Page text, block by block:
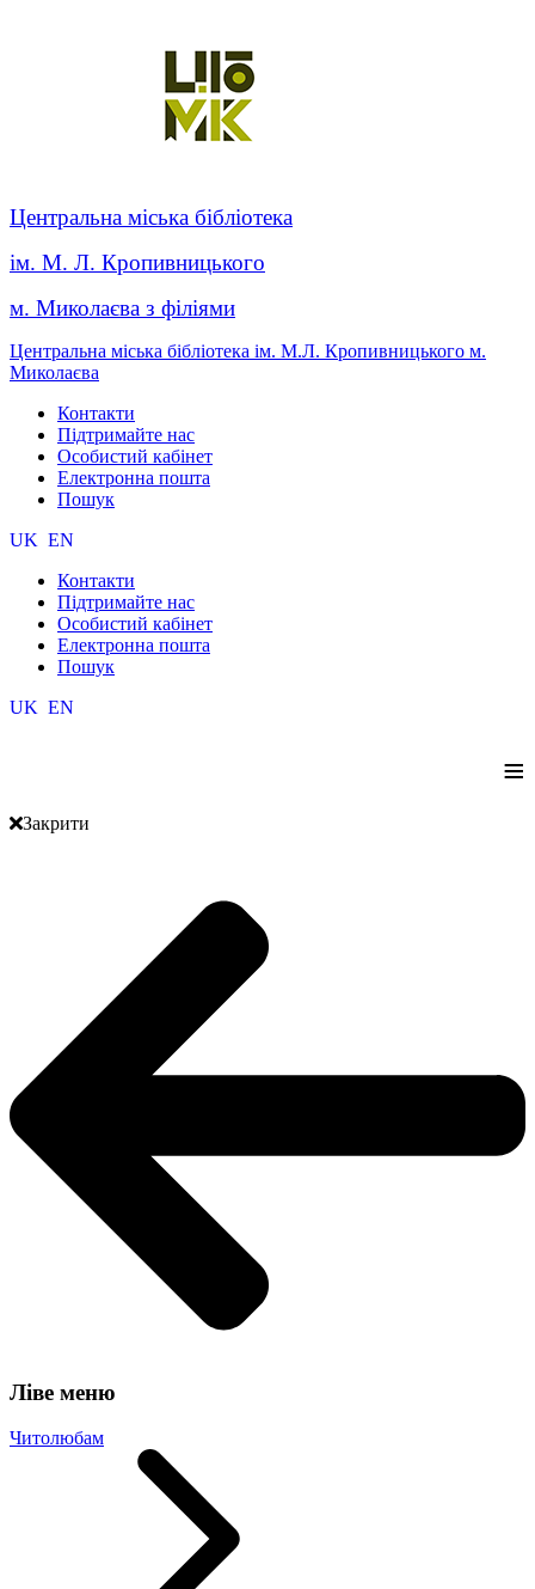
Центральна міська бібліотека
ім. М. Л. Кропивницького
м. Миколаєва з філіями
Центральна міська бібліотека ім. М.Л. Кропивницького м.
Миколаєва
Контакти
Підтримайте нас
Особистий кабінет
Електронна пошта
Пошук
UK EN
Контакти
Підтримайте нас
Особистий кабінет
Електронна пошта
Пошук
UK EN
≡
Закрити
Ліве меню
Читолюбам